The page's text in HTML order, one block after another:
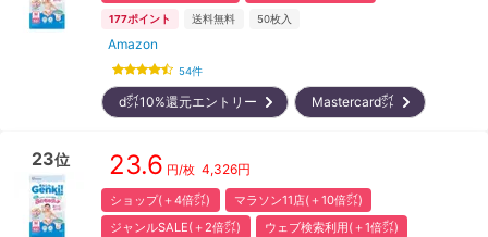
177ポイント 送料無料 50枚入
Amazon
54件
d㌽10%還元エントリー Mastercard㌽
23位 23.6 円/枚 4,326円
ショップ(＋4倍㌽)
マラソン11店(＋10倍㌽)
ジャンルSALE(＋2倍㌽)
ウェブ検索利用(＋1倍㌽)